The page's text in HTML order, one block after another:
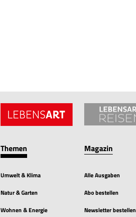
Themen
Umwelt & Klima
Natur & Garten
Wohnen & Energie
Magazin
Alle Ausgaben
Abo bestellen
Newsletter bestellen